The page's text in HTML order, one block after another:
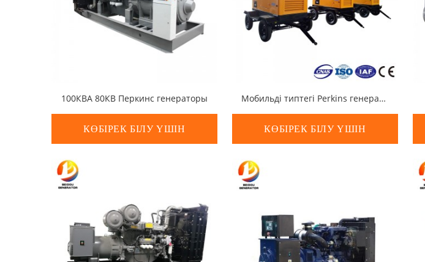
100КВА 80КВ Перкинс генераторы
КӨБІРЕК БІЛУ ҮШІН
Мобильді типтегі Perkins генераторы
КӨБІРЕК БІЛУ ҮШІН